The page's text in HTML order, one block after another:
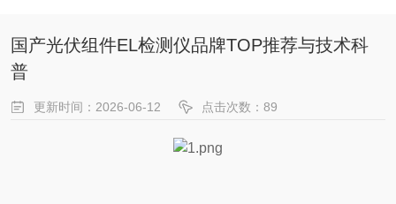
国产光伏组件EL检测仪品牌TOP推荐与技术科
普
更新时间：2026-06-12 点击次数：89